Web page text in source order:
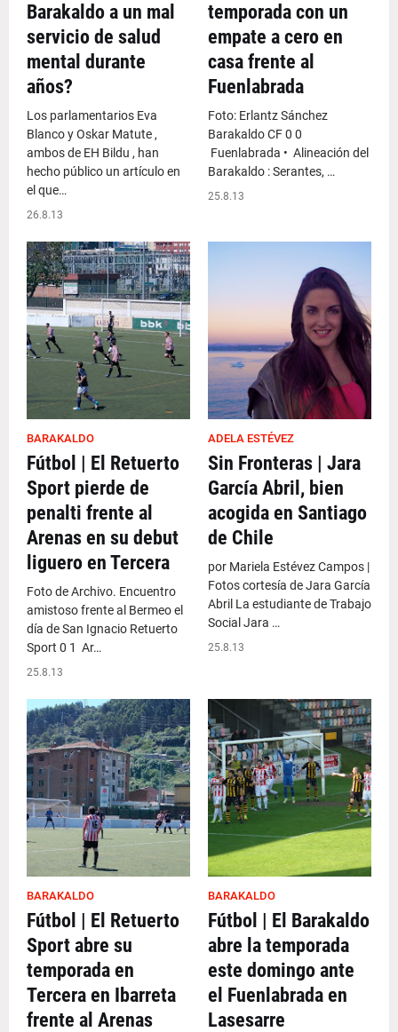
Barakaldo a un mal
servicio de salud
mental durante
años?
Los parlamentarios Eva
Blanco y Oskar Matute ,
ambos de EH Bildu , han
hecho público un artículo en
el que…
26.8.13
temporada con un
empate a cero en
casa frente al
Fuenlabrada
Foto: Erlantz Sánchez
Barakaldo CF 0 0
Fuenlabrada • Alineación del
Barakaldo : Serantes, …
25.8.13
BARAKALDO
Fútbol | El Retuerto
Sport pierde de
penalti frente al
Arenas en su debut
liguero en Tercera
Foto de Archivo. Encuentro
amistoso frente al Bermeo el
día de San Ignacio Retuerto
Sport 0 1 Ar…
25.8.13
ADELA ESTÉVEZ
Sin Fronteras | Jara
García Abril, bien
acogida en Santiago
de Chile
por Mariela Estévez Campos |
Fotos cortesía de Jara García
Abril La estudiante de Trabajo
Social Jara …
25.8.13
BARAKALDO
Fútbol | El Retuerto
Sport abre su
temporada en
Tercera en Ibarreta
frente al Arenas
BARAKALDO
Fútbol | El Barakaldo
abre la temporada
este domingo ante
el Fuenlabrada en
Lasesarre